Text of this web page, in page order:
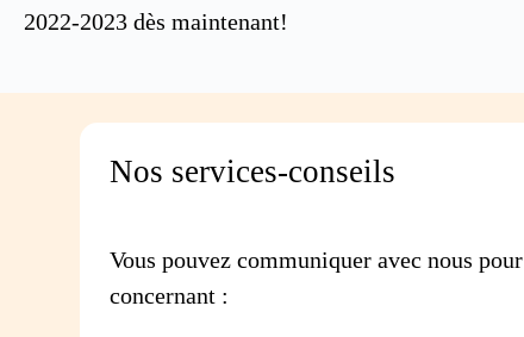
2022-2023 dès maintenant!
Nos services-conseils
Vous pouvez communiquer avec nous
concernant :